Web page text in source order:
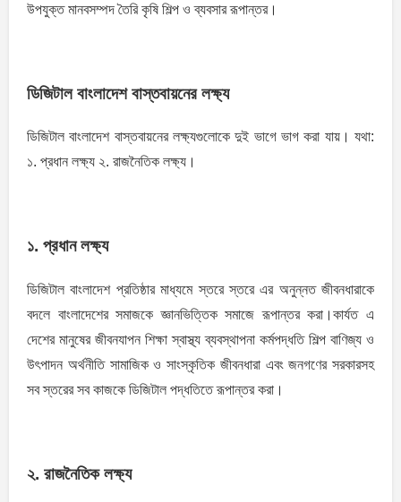
উপযুক্ত মানবসম্পদ তৈরি কৃষি শিল্প ও ব্যবসার রূপান্তর।
ডিজিটাল বাংলাদেশ বাস্তবায়নের লক্ষ্য
ডিজিটাল বাংলাদেশ বাস্তবায়নের লক্ষ্যগুলোকে দুই ভাগে ভাগ করা যায়। যথা:
১. প্রধান লক্ষ্য ২. রাজনৈতিক লক্ষ্য।
১. প্রধান লক্ষ্য
ডিজিটাল বাংলাদেশ প্রতিষ্ঠার মাধ্যমে স্তরে স্তরে এর অনুন্নত জীবনধারাকে
বদলে বাংলাদেশের সমাজকে জ্ঞানভিত্তিক সমাজে রূপান্তর করা।কার্যত এ
দেশের মানুষের জীবনযাপন শিক্ষা স্বাস্থ্য ব্যবস্থাপনা কর্মপদ্ধতি শিল্প বাণিজ্য ও
উৎপাদন অর্থনীতি সামাজিক ও সাংস্কৃতিক জীবনধারা এবং জনগণের সরকারসহ
সব স্তরের সব কাজকে ডিজিটাল পদ্ধতিতে রূপান্তর করা।
২. রাজনৈতিক লক্ষ্য